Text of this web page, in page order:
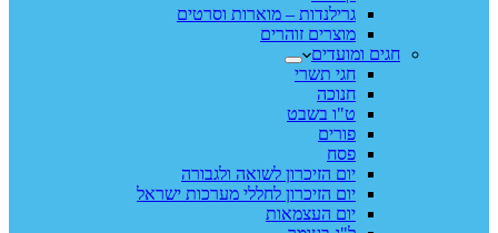
גרילנדות – מוארות וסרטים
מוצרים זוהרים
חגים ומועדים
חגי תשרי
חנוכה
ט"ו בשבט
פורים
פסח
יום הזיכרון לשואה ולגבורה
יום הזיכרון לחללי מערכות ישראל
יום העצמאות